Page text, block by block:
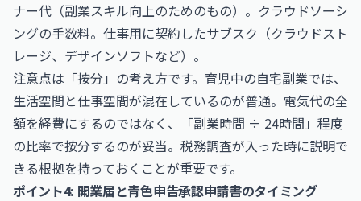
ナー代（副業スキル向上のためのもの）。クラウドソーシ
ングの手数料。仕事用に契約したサブスク（クラウドスト
レージ、デザインソフトなど）。
注意点は「按分」の考え方です。育児中の自宅副業では、
生活空間と仕事空間が混在しているのが普通。電気代の全
額を経費にするのではなく、「副業時間 ÷ 24時間」程度
の比率で按分するのが妥当。税務調査が入った時に説明で
きる根拠を持っておくことが重要です。
ポイント4: 開業届と青色申告承認申請書のタイミング